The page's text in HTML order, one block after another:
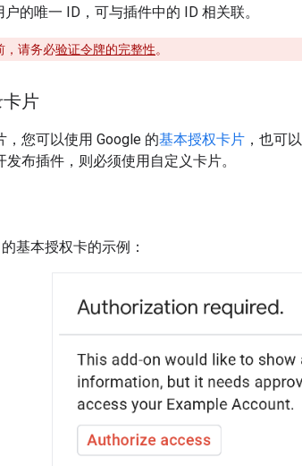
的唯一 ID，可与插件中的 ID 相关联。
，请务必验证令牌的完整性。
片
，您可以使用 Google 的基本授权卡片 ，也可以
布插件，则必须使用自定义卡片。
基本授权卡的示例：